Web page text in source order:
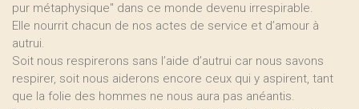
pur métaphysique" dans ce monde devenu irrespirable.
Elle nourrit chacun de nos actes de service et d’amour à
autrui.
Soit nous respirerons sans l’aide d’autrui car nous savons
respirer, soit nous aiderons encore ceux qui y aspirent, tant
que la folie des hommes ne nous aura pas anéantis.